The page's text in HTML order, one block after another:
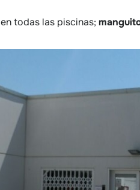
en todas las piscinas;